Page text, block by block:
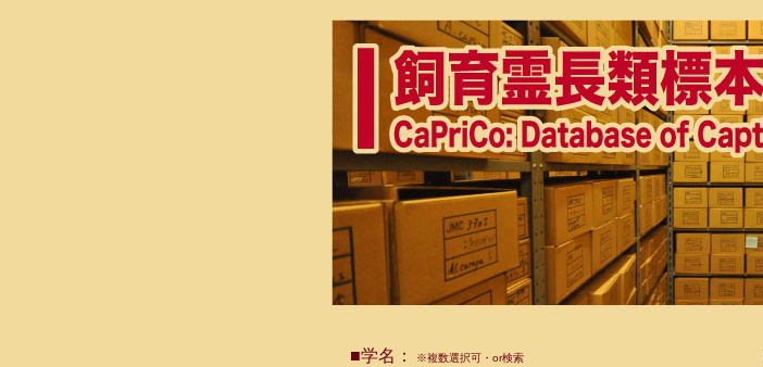
■学名： ※複数選択可・or検索